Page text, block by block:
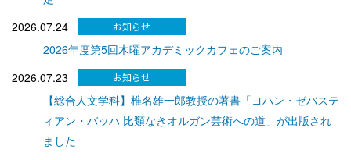
2026.07.24
2026年度第5回木曜アカデミックカフェのご案内
2026.07.23
【総合人文学科】椎名雄一郎教授の著書「ヨハン・ゼバステ
ィアン・バッハ 比類なきオルガン芸術への道」が出版され
ました